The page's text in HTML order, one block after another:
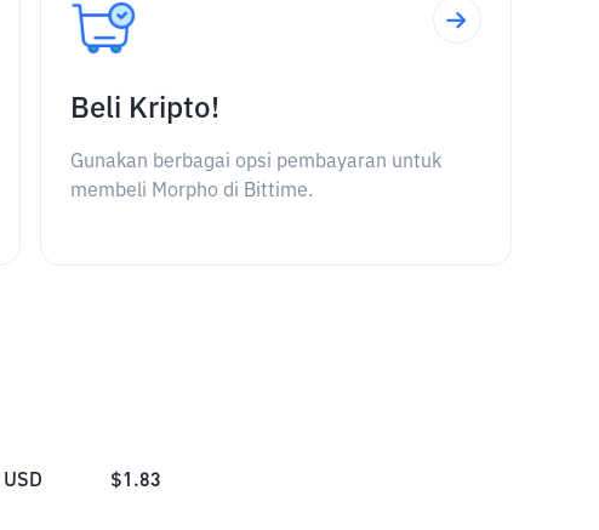
Beli Kripto!
Gunakan berbagai opsi pembayaran untuk
membeli Morpho di Bittime.
USD $1.83